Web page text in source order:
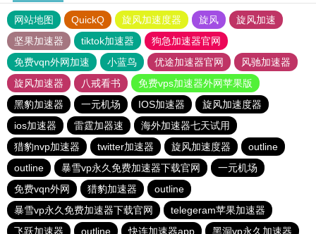
网站地图 QuickQ 旋风加速度器 旋风
旋风加速
坚果加速器
tiktok加速器
狗急加速器官网
免费vqn外网加速
小蓝鸟 优途加速器官网
风驰加速器
旋风加速器
八戒看书
免费vps加速器外网苹果版
黑豹加速器
一元机场 IOS加速器
旋风加速度器
ios加速器
雷霆加器速
海外加速器七天试用
猎豹nvp加速器
twitter加速器 旋风加速度器
outline
outline
暴雪vp永久免费加速器下载官网
一元机场
免费vqn外网
猎豹加速器
outline
暴雪vp永久免费加速器下载官网
telegeram苹果加速器
飞跃加速器
outline 快连加速器app 黑洞vp永久加速器